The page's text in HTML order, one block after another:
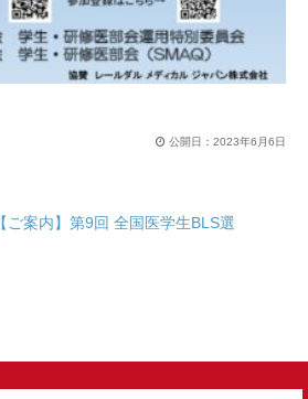
公開日： 2023年6月6日
【ご案内】第9回 全国医学生BLS選